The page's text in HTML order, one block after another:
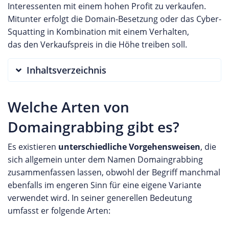
Interessenten mit einem hohen Profit zu verkaufen.
Mitunter erfolgt die Domain-Besetzung oder das Cyber-
Squatting in Kombination mit einem Verhalten,
das den Verkaufspreis in die Höhe treiben soll.
Inhaltsverzeichnis
Welche Arten von
Domaingrabbing gibt es?
Es existieren unterschiedliche Vorgehensweisen, die
sich allgemein unter dem Namen Domaingrabbing
zusammenfassen lassen, obwohl der Begriff manchmal
ebenfalls im engeren Sinn für eine eigene Variante
verwendet wird. In seiner generellen Bedeutung
umfasst er folgende Arten: